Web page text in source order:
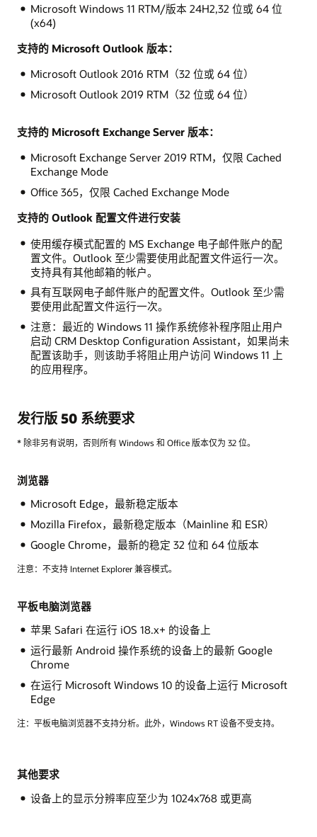
Microsoft Windows 11 RTM/版本 24H2,32 位或 64 位
(x64)
支持的 Microsoft Outlook 版本：
Microsoft Outlook 2016 RTM（32 位或 64 位）
Microsoft Outlook 2019 RTM（32 位或 64 位）
支持的 Microsoft Exchange Server 版本：
Microsoft Exchange Server 2019 RTM，仅限 Cached
Exchange Mode
Office 365，仅限 Cached Exchange Mode
支持的 Outlook 配置文件进行安装
使用缓存模式配置的 MS Exchange 电子邮件账户的配
置文件。Outlook 至少需要使用此配置文件运行一次。
支持具有其他邮箱的帐户。
具有互联网电子邮件账户的配置文件。Outlook 至少需
要使用此配置文件运行一次。
注意：最近的 Windows 11 操作系统修补程序阻止用户
启动 CRM Desktop Configuration Assistant，如果尚未
配置该助手，则该助手将阻止用户访问 Windows 11 上
的应用程序。
发行版 50 系统要求
* 除非另有说明，否则所有 Windows 和 Office 版本仅为 32 位。
浏览器
Microsoft Edge，最新稳定版本
Mozilla Firefox，最新稳定版本（Mainline 和 ESR）
Google Chrome，最新的稳定 32 位和 64 位版本
注意：不支持 Internet Explorer 兼容模式。
平板电脑浏览器
苹果 Safari 在运行 iOS 18.x+ 的设备上
运行最新 Android 操作系统的设备上的最新 Google
Chrome
在运行 Microsoft Windows 10 的设备上运行 Microsoft
Edge
注：平板电脑浏览器不支持分析。此外，Windows RT 设备不受支持。
其他要求
设备上的显示分辨率应至少为 1024x768 或更高